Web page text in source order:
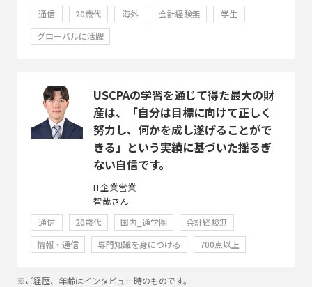
通信 20歳代 海外 会計経験無
学生
グローバルに活躍
USCPAの学習を通じて得た最大の財
産は、「自分は目標に向けて正しく
努力し、何かを成し遂げることがで
きる」という実績に基づいた揺るぎ
ない自信です。
IT企業営業
智哉さん
通信 20歳代 国内_通学圏
会計経験無
情報・通信
専門知識を身につける 700点以上
※ご経歴、年齢はインタビュー時のものです。